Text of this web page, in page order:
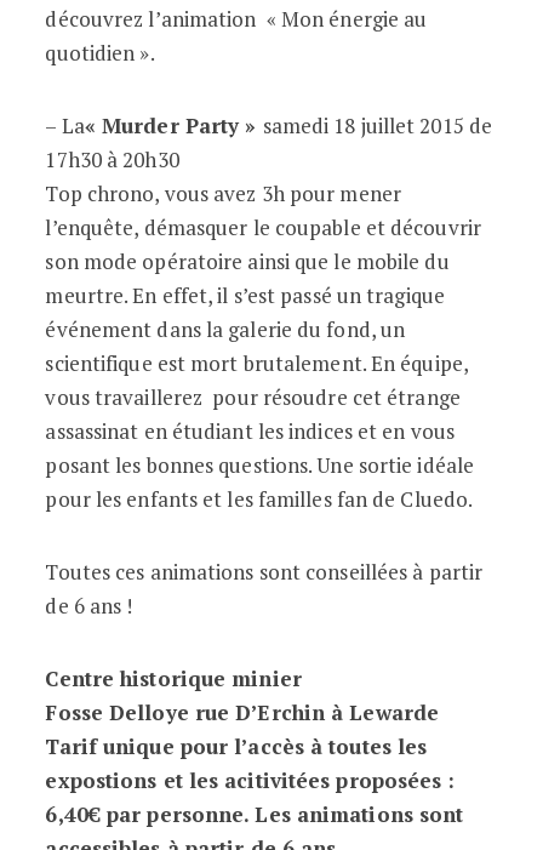
découvrez l’animation « Mon énergie au
quotidien ».
– La« Murder Party » samedi 18 juillet 2015 de
17h30 à 20h30
Top chrono, vous avez 3h pour mener
l’enquête, démasquer le coupable et découvrir
son mode opératoire ainsi que le mobile du
meurtre. En effet, il s’est passé un tragique
événement dans la galerie du fond, un
scientifique est mort brutalement. En équipe,
vous travaillerez pour résoudre cet étrange
assassinat en étudiant les indices et en vous
posant les bonnes questions. Une sortie idéale
pour les enfants et les familles fan de Cluedo.
Toutes ces animations sont conseillées à partir
de 6 ans !
Centre historique minier
Fosse Delloye rue D’Erchin à Lewarde
Tarif unique pour l’accès à toutes les
expostions et les acitivitées proposées :
6,40€ par personne. Les animations sont